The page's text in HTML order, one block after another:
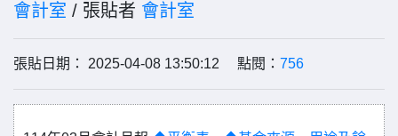
會計室 / 張貼者 會計室
張貼日期： 2025-04-08 13:50:12 點閱： 756